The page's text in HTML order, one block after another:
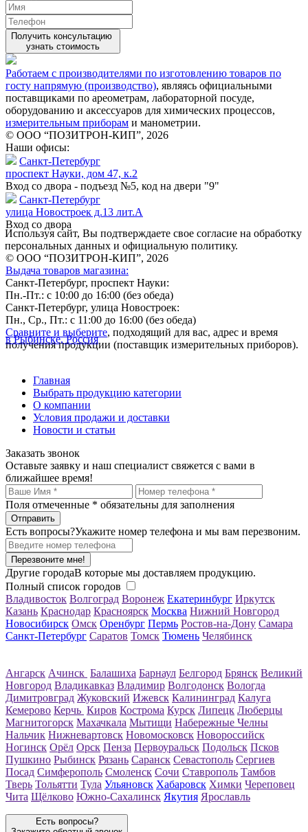
Получить консультацию
узнать стоимость
Работаем с производителями по изготовлению товаров по
госту напрямую (производство), являясь официальными
поставщиками по ареометрам, лабораторной посуде,
оборудованию и аксессуаров для химических процессов,
измерительным приборам и манометрии.
© ООО “ПОЗИТРОН-КИП”, 2026
Наши офисы:
Санкт-Петербург
проспект Науки, дом 47, к.2
Вход со двора - подъезд №5, код на двери "9"
Санкт-Петербург
улица Новостроек д.13 лит.А
Вход со двора
Используя сайт, Вы подтверждаете свое согласие на обработку
персональных данных и официальную политику.
© ООО “ПОЗИТРОН-КИП”, 2026
Выдача товаров магазина:
Санкт-Петербург, проспект Науки:
Пн.-Пт.: с 10:00 до 16:00 (без обеда)
Санкт-Петербург, улица Новостроек:
Пн., Ср., Пт.: с 11:00 до 16:00 (без обеда)
Сравните и выберите, подходящий для вас, адрес и время
получения продукции (поставщик измерительных приборов).
в Рыбинске, Россия
Главная
Выбрать продукцию категории
О компании
Условия продажи и доставки
Новости и статьи
Заказать звонок
Оставьте заявку и наш специалист свяжется с вами в
ближайшее время!
Поля отмеченные * обязательны для заполнения
Есть вопросы?Укажите номер телефона и мы вам перезвоним.
Перезвоните мне!
Другие городаВ которые мы доставляем продукцию.
Полный список городов
Владивосток Волгоград Воронеж Екатеринбург Иркутск
Казань Краснодар Красноярск Москва Нижний Новгород
Новосибирск Омск Оренбург Пермь Ростов-на-Дону Самара
Санкт-Петербург Саратов Томск Тюмень Челябинск
Ангарск Ачинск Балашиха Барнаул Белгород Брянск Великий
Новгород Владикавказ Владимир Волгодонск Вологда
Димитровград Жуковский Ижевск Калининград Калуга
Кемерово Керчь Киров Кострома Курск Липецк Люберцы
Магнитогорск Махачкала Мытищи Набережные Челны
Нальчик Нижневартовск Новомосковск Новороссийск
Ногинск Орёл Орск Пенза Первоуральск Подольск Псков
Пушкино Рыбинск Рязань Саранск Севастополь Сергиев
Посад Симферополь Смоленск Сочи Ставрополь Тамбов
Тверь Тольятти Тула Ульяновск Хабаровск Химки Череповец
Чита Щёлково Южно-Сахалинск Якутия Ярославль
Есть вопросы?